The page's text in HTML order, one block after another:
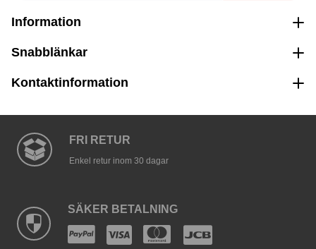
Information
Snabblänkar
Kontaktinformation
FRI RETUR
Enkel retur inom 30 dagar
SÄKER BETALNING